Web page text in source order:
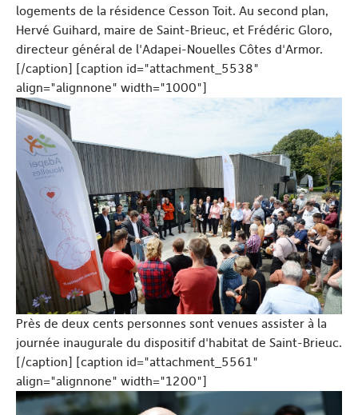
logements de la résidence Cesson Toit. Au second plan,
Hervé Guihard, maire de Saint-Brieuc, et Frédéric Gloro,
directeur général de l'Adapei-Nouelles Côtes d'Armor.
[/caption] [caption id="attachment_5538"
align="alignnone" width="1000"]
Près de deux cents personnes sont venues assister à la
journée inaugurale du dispositif d'habitat de Saint-Brieuc.
[/caption] [caption id="attachment_5561"
align="alignnone" width="1200"]